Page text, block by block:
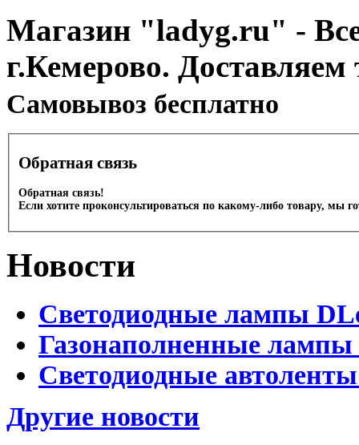
Магазин "ladyg.ru" -
г.Кемерово.
Cамовывоз бесплатно
Обратная связь
Обратная связь!
Если хотите проконсультироваться по какому-либо товару, мы
Новости
Светодиодные лампы
Газонаполненные
Светодиодные
Другие новости